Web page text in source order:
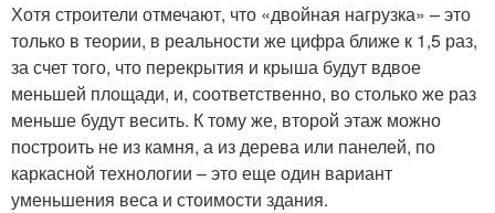
Хотя строители отмечают, что «двойная нагрузка» – это
только в теории, в реальности же цифра ближе к 1,5 раз,
за счет того, что перекрытия и крыша будут вдвое
меньшей площади, и, соответственно, во столько же раз
меньше будут весить. К тому же, второй этаж можно
построить не из камня, а из дерева или панелей, по
каркасной технологии – это еще один вариант
уменьшения веса и стоимости здания.